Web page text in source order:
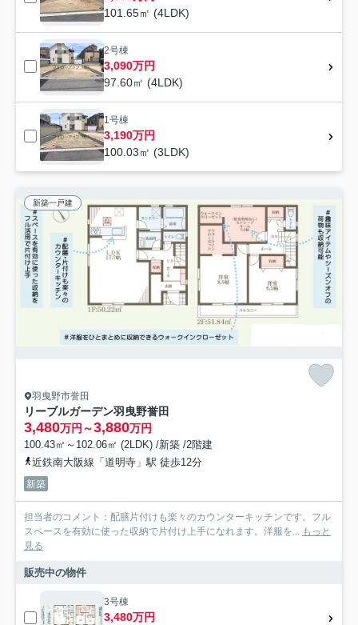
101.65㎡ (4LDK)
2号棟
3,090万円
97.60㎡ (4LDK)
1号棟
3,190万円
100.03㎡ (3LDK)
新築一戸建
羽曳野市誉田
リーブルガーデン羽曳野誉田
3,480万円～3,880万円
100.43㎡～102.06㎡ (2LDK) /新築 /2階建
近鉄南大阪線「道明寺」駅 徒歩12分
新築
担当者のコメント：配膳片付けも楽々のカウンターキッチンです。フル
スペースを有効に使った収納で片付け上手になれます。洋服を...
もっと
見る
販売中の物件
3号棟
3,480万円